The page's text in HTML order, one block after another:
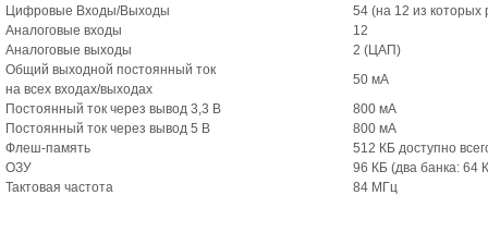
Цифровые Входы/Выходы
54 (на 12 из
Аналоговые входы
12
Аналоговые выходы
2 (ЦАП)
Общий выходной постоянный ток
на всех входах/выходах
50 мА
Постоянный ток через вывод 3,3 В
800 мА
Постоянный ток через вывод 5 В
800 мА
Флеш-память
512 КБ доступно
ОЗУ
96 КБ (два банка: 64
Тактовая частота
84 МГц